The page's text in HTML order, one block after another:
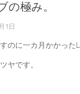
の極み。
1日
のに一カ月かかった
ヤです。